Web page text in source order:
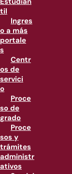
til
Ingres
o a más
portale
s
Centr
os de
servici
o
Proce
so de
grado
Proce
sos y
trámites
administr
ativos